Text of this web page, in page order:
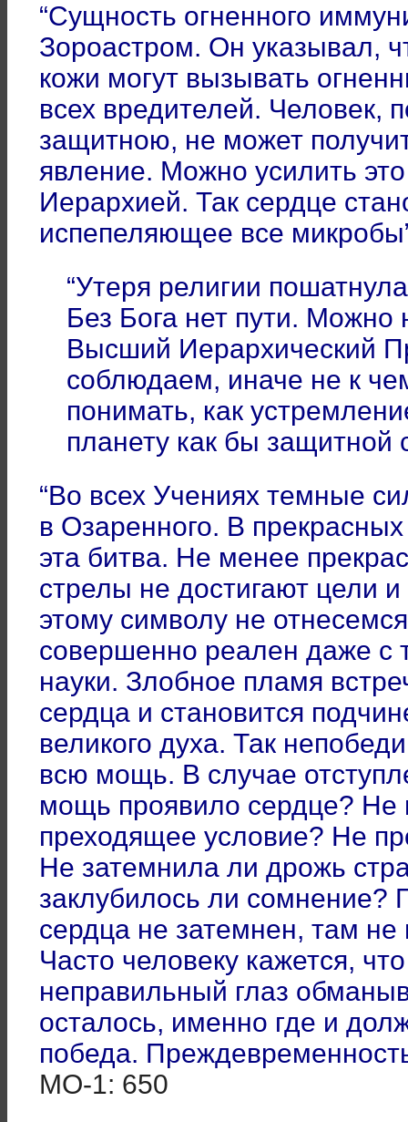
“Сущность огненного
Зороастром. Он указывал,
кожи могут вызывать
всех вредителей. Человек,
защитною, не может
явление. Можно усилить
Иерархией. Так сердце
испепеляющее все
“Утеря религии
Без Бога нет пути. Можно
Высший Иерархический
соблюдаем, иначе не к
понимать, как
планету как бы защитной
“Во всех Учениях темные
в Озаренного. В
эта битва. Не менее
стрелы не достигают цели
этому символу не
совершенно реален даже с
науки. Злобное пламя
сердца и становится
великого духа. Так
всю мощь. В случае
мощь проявило сердце? Не
преходящее условие? Не
Не затемнила ли дрожь
заклубилось ли сомнение?
сердца не затемнен, там
Часто человеку кажется,
неправильный глаз
осталось, именно где и
победа.
МО-1: 650